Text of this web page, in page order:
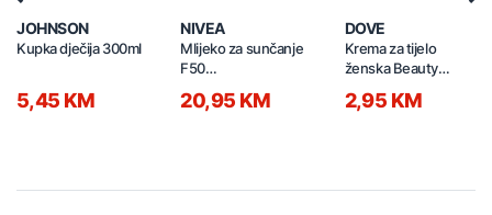
JOHNSON
Kupka dječija 300ml
5,45 KM
NIVEA
Mlijeko za sunčanje
F50
200ml
20,95 KM
DOVE
Krema za tijelo
ženska Beauty
2,95 KM